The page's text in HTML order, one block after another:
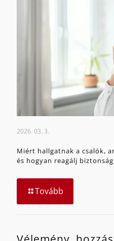
2026. 03. 3.
Miért hallgatnak a csalók,
és hogyan reagálj
Tovább